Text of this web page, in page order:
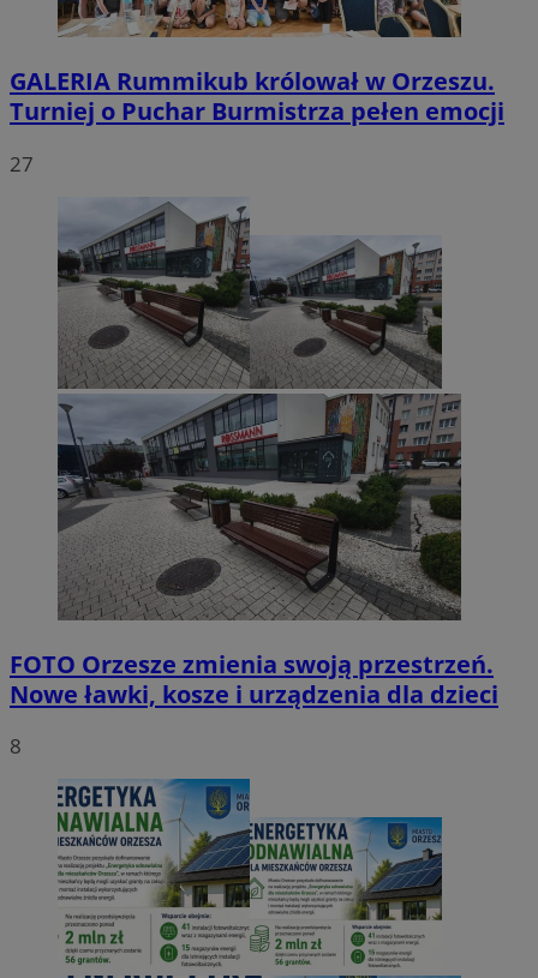
GALERIA Rummikub królował w Orzeszu.
Turniej o Puchar Burmistrza pełen emocji
27
FOTO Orzesze zmienia swoją przestrzeń.
Nowe ławki, kosze i urządzenia dla dzieci
8